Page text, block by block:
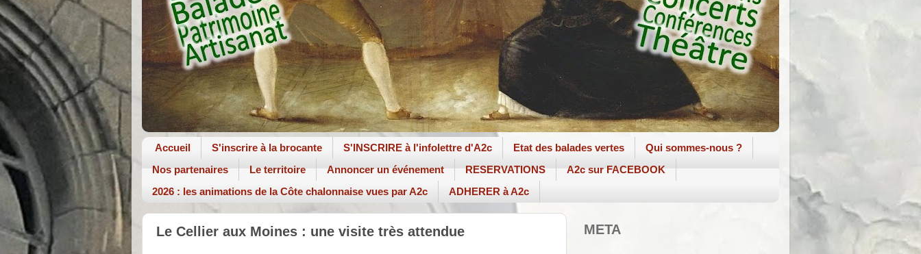
Accueil S'inscrire à la brocante S'INSCRIRE à l'infolettre d'A2c Etat des balades vertes
Qui sommes-nous ?
Nos partenaires
Le territoire Annoncer un événement RESERVATIONS
A2c sur FACEBOOK
2026 : les animations de la Côte chalonnaise vues par A2c
ADHERER à A2c
Le Cellier aux Moines : une visite très attendue META